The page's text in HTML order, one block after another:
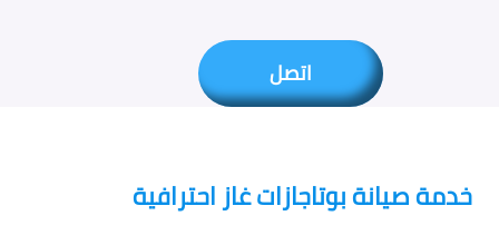
اتصل
خدمة صيانة بوتاجازات غاز احترافية